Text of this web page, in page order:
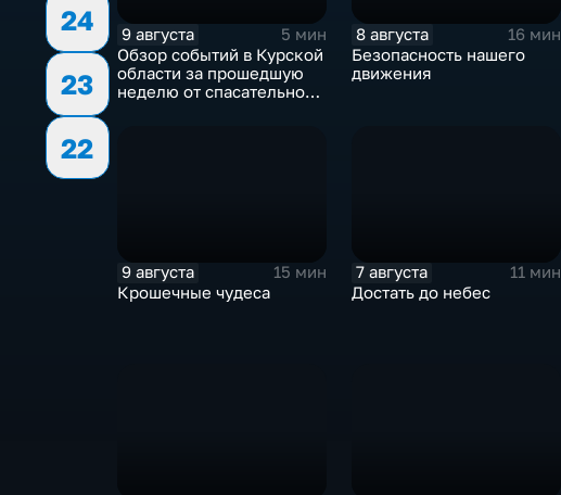
24
23
22
9 августа
5 мин
Обзор событий в Курской
области за прошедшую
неделю от спасательного
8 августа
16 мин
Безопасность нашего
движения
9 августа
15 мин
Крошечные чудеса
7 августа
11 мин
Достать до небес